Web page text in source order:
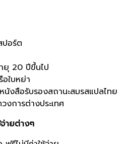
ปอร์ต
20 ปีขึ้นไป
อใบหย่า
งสือรับรองสถานะสมรสแปลไทย
งการต่างประเทศ
ายต่างๆ